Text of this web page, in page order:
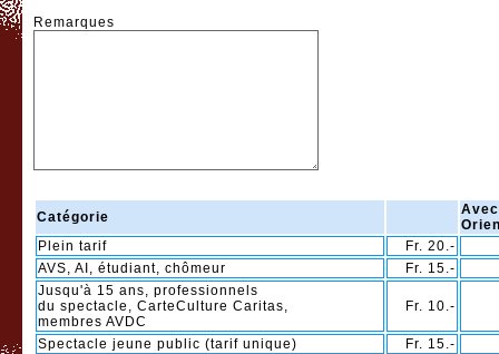
Remarques
Catégorie
Plein tarif
Fr. 20.-
AVS, AI, étudiant, chômeur
Fr. 15.-
Jusqu'à 15 ans, professionnels
du spectacle, CarteCulture Caritas,
membres AVDC
Fr. 10.-
Spectacle jeune public (tarif unique) Fr. 15.-